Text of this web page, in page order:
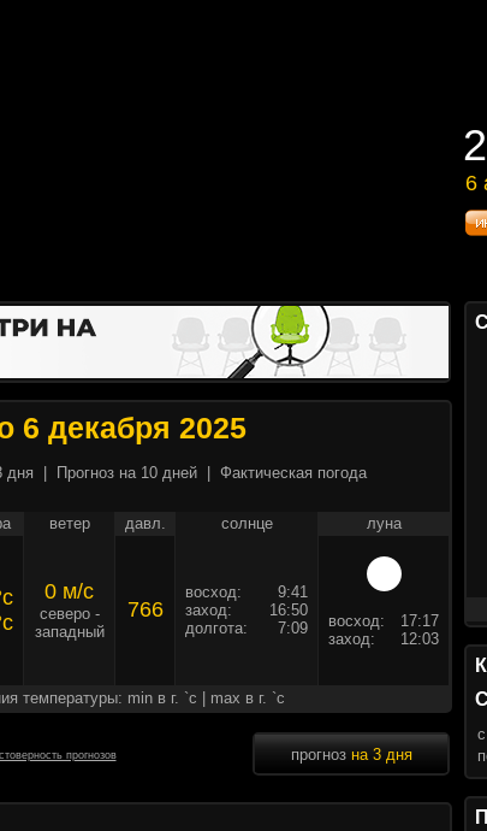
6
6
6 декабря 2025
дня Прогноз на 10 дней Фактическая погода
ветер давл. солнце луна
0 м/c
северо -
западный
766
восход:
9:41
заход:
16:50
долгота:
7:09 восход:
17:17
заход:
12:03
температуры: min в г. `c | max в г. `c
прогнозов прогноз на 3 дня
c